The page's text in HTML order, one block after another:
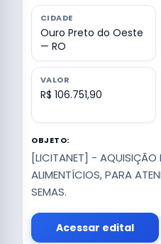
CIDADE
Ouro Preto do Oeste
— RO
VALOR
R$ 106.751,90
OBJETO:
[LICITANET] - AQUISIÇÃO
ALIMENTÍCIOS, PARA
SEMAS.
Acessar edital